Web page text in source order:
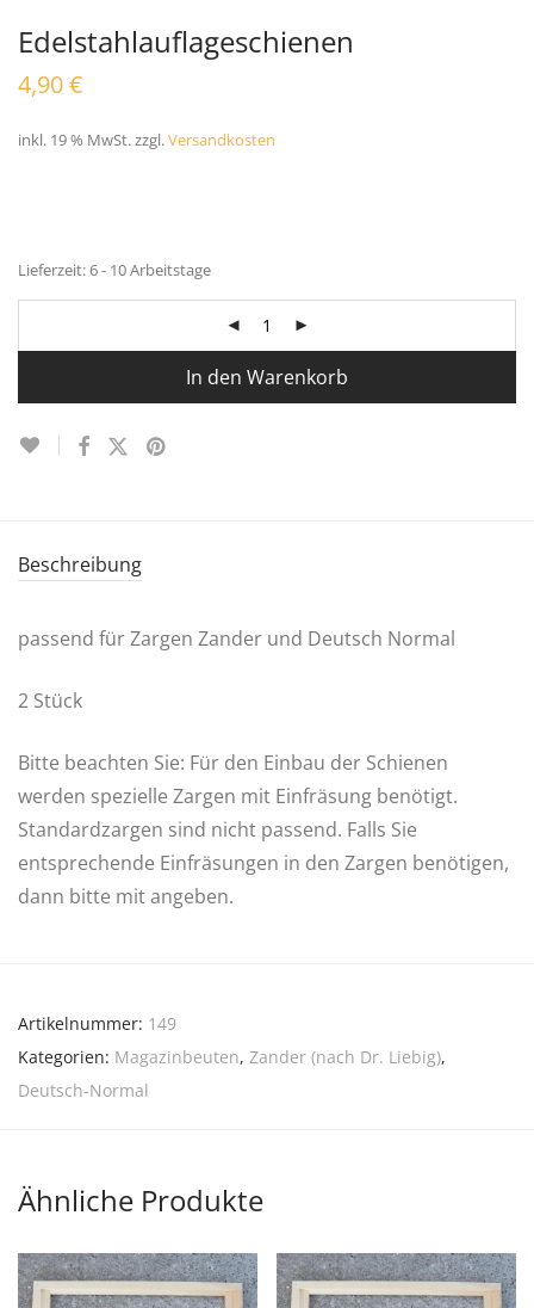
Edelstahlauflageschienen
4,90€
inkl. 19 % MwSt.zzgl.Versandkosten
Lieferzeit:6 - 10 Arbeitstage
In den Warenkorb
Beschreibung
passend für Zargen Zander und Deutsch Normal
2 Stück
Bitte beachten Sie: Für den Einbau der Schienen
werden spezielle Zargen mit Einfräsung benötigt.
Standardzargen sind nicht passend. Falls Sie
entsprechende Einfräsungen in den Zargen benötigen,
dann bitte mit angeben.
Artikelnummer: 149
Kategorien: Magazinbeuten, Zander (nach Dr. Liebig),
Deutsch-Normal
Ähnliche Produkte